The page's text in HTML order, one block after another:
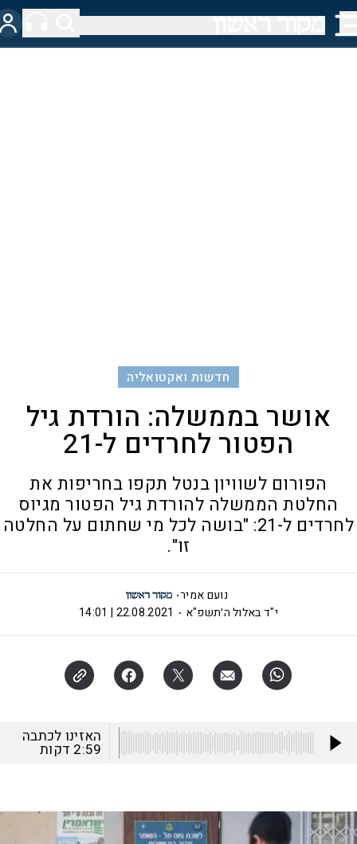
חדשות ואקטואליה
אושר בממשלה: הורדת גיל
הפטור לחרדים ל-21
הפורום לשוויון בנטל תקפו בחריפות את
החלטת הממשלה להורדת גיל הפטור מגיוס
לחרדים ל-21: "בושה לכל מי שחתום על החלטה
זו".
נועם אמיר
י"ד באלול ה׳תשפ"א
22.08.2021 | 14:01
האזינו לכתבה
2:59 דקות